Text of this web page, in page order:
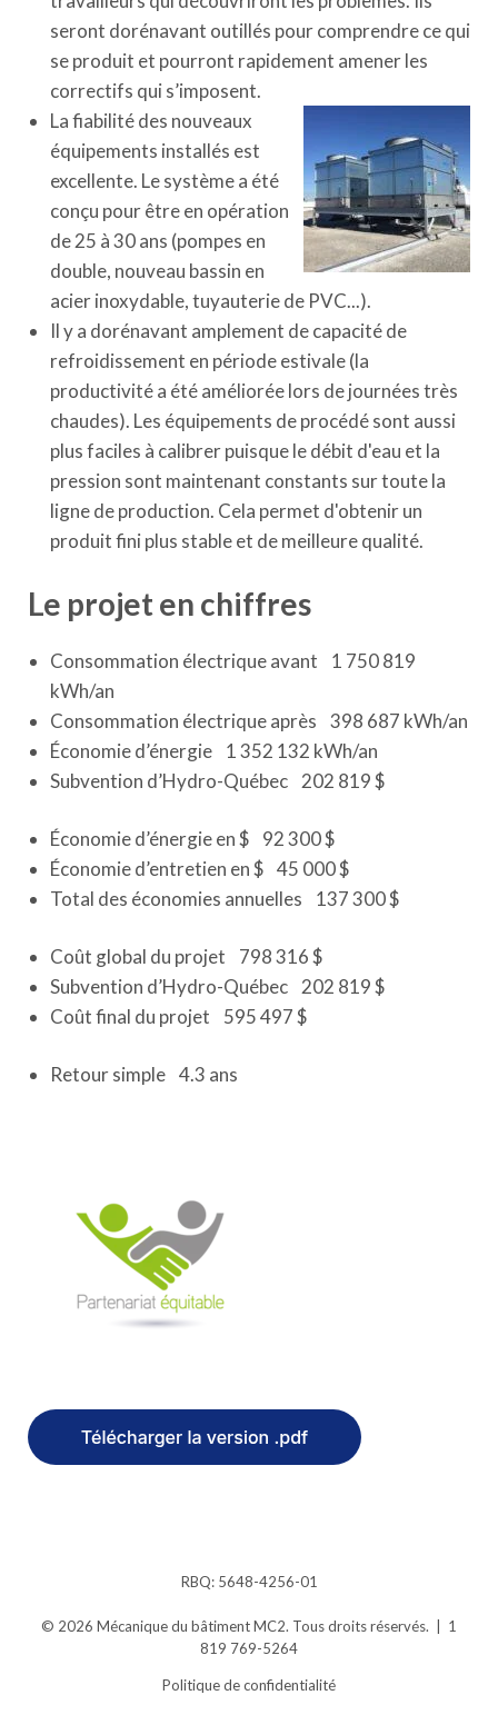
seront dorénavant outillés pour comprendre ce qui
se produit et pourront rapidement amener les
correctifs qui s’imposent.
La fiabilité des nouveaux
équipements installés est
excellente. Le système a été
conçu pour être en opération
de 25 à 30 ans (pompes en
double, nouveau bassin en
acier inoxydable, tuyauterie de PVC...).
Il y a dorénavant amplement de capacité de
refroidissement en période estivale (la
productivité a été améliorée lors de journées très
chaudes). Les équipements de procédé sont aussi
plus faciles à calibrer puisque le débit d'eau et la
pression sont maintenant constants sur toute la
ligne de production. Cela permet d'obtenir un
produit fini plus stable et de meilleure qualité.
Le projet en chiffres
Consommation électrique avant 1 750 819
kWh/an
Consommation électrique après 398 687 kWh/an
Économie d’énergie 1 352 132 kWh/an
Subvention d’Hydro-Québec 202 819 $
Économie d’énergie en $ 92 300 $
Économie d’entretien en $ 45 000 $
Total des économies annuelles 137 300 $
Coût global du projet 798 316 $
Subvention d’Hydro-Québec 202 819 $
Coût final du projet 595 497 $
Retour simple 4.3 ans
RBQ: 5648-4256-01
© 2026 Mécanique du bâtiment MC2. Tous droits réservés.
1
819 769-5264
Politique de confidentialité